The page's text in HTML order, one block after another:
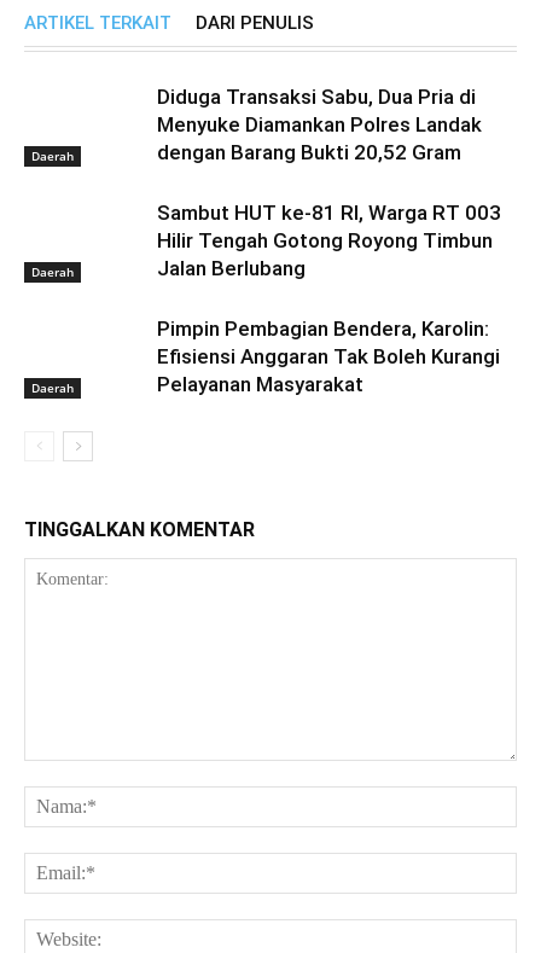
ARTIKEL TERKAIT DARI PENULIS
Daerah
Diduga Transaksi Sabu, Dua Pria di
Menyuke Diamankan Polres Landak
dengan Barang Bukti 20,52 Gram
Daerah
Sambut HUT ke-81 RI, Warga RT 003
Hilir Tengah Gotong Royong Timbun
Jalan Berlubang
Daerah
Pimpin Pembagian Bendera, Karolin:
Efisiensi Anggaran Tak Boleh Kurangi
Pelayanan Masyarakat
TINGGALKAN KOMENTAR